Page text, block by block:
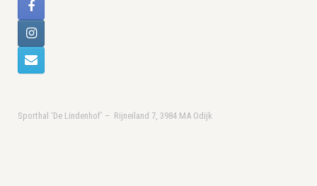
Sporthal ‘De Lindenhof’ – Rijneiland 7, 3984 MA Odijk